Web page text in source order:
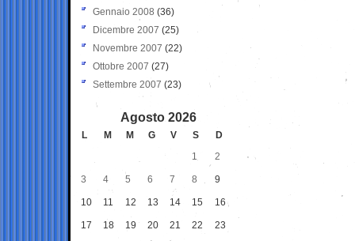
Gennaio 2008 (36)
Dicembre 2007 (25)
Novembre 2007 (22)
Ottobre 2007 (27)
Settembre 2007 (23)
Agosto 2026
L M M G V S
D
1
2
3 4 5 6 7 8 9
10 11 12 13 14 15 16
17 18 19 20 21 22 23